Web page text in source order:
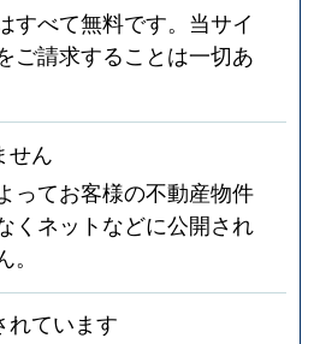
すべて無料です。当サイ
ご請求することは一切あ
せん
ってお客様の不動産物件
くネットなどに公開され
れています